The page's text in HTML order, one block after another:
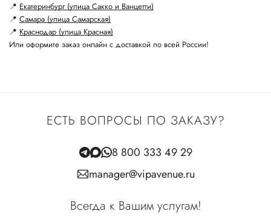
📍 Екатеринбург (улица Сакко и Ванцетти)
📍 Самара (улица Самарская)
📍 Краснодар (улица Красная)
Или оформите заказ онлайн с доставкой по всей России!
ЕСТЬ ВОПРОСЫ ПО ЗАКАЗУ?
8 800 333 49 29
manager@vipavenue.ru
Всегда к Вашим услугам!